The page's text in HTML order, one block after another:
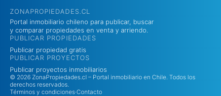
ZONAPROPIEDADES.CL
Portal inmobiliario chileno para publicar, buscar
y comparar propiedades en venta y arriendo.
PUBLICAR PROPIEDADES
Publicar propiedad gratis
PUBLICAR PROYECTOS
Publicar proyectos inmobiliarios
© 2026 ZonaPropiedades.cl – Portal inmobiliario en Chile. Todos los
derechos reservados.
Términos y condiciones·Contacto